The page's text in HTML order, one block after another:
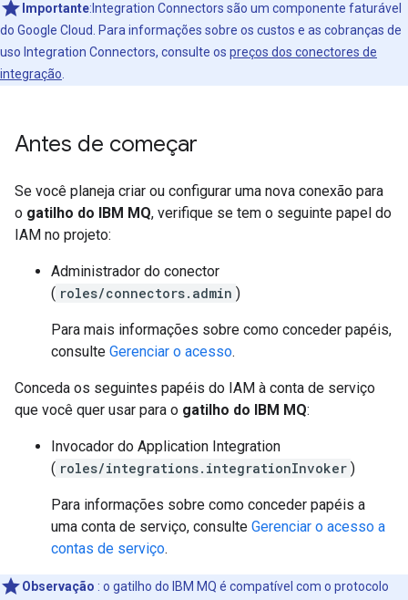
Importante:Integration Connectors são um componente faturável
do Google Cloud. Para informações sobre os custos e as cobranças de
uso Integration Connectors, consulte os preços dos conectores de
integração
Antes de começar
Se você planeja criar ou configurar uma nova conexão para
o gatilho do IBM MQ, verifique se tem o seguinte papel do
IAM no projeto:
Administrador do conector
( roles/connectors.admin )
Para mais informações sobre como conceder papéis,
consulte Gerenciar o acesso.
Conceda os seguintes papéis do IAM à conta de serviço
que você quer usar para o gatilho do IBM MQ:
Invocador do Application Integration
( roles/integrations.integrationInvoker )
Para informações sobre como conceder papéis a
uma conta de serviço, consulte Gerenciar o acesso a
contas de serviço.
Observação : o gatilho do IBM MQ é compatível com o protocolo